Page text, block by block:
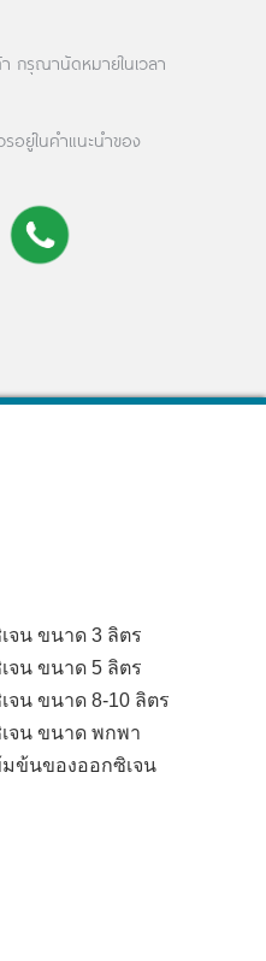
กรุณานัดหมายในเวลา
อยู่ในคำแนะนำของ
จน ขนาด 3 ลิตร
จน ขนาด 5 ลิตร
จน ขนาด 8-10 ลิตร
จน ขนาด พกพา
ข้นของออกซิเจน